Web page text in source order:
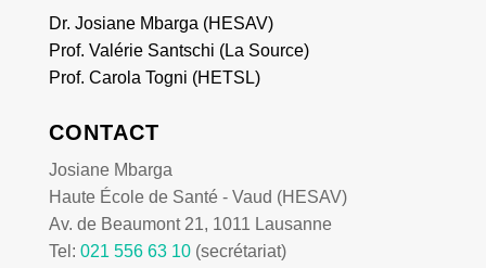
Dr. Josiane Mbarga (HESAV)
Prof. Valérie Santschi (La Source)
Prof. Carola Togni (HETSL)
CONTACT
Josiane Mbarga
Haute École de Santé - Vaud (HESAV)
Av. de Beaumont 21, 1011 Lausanne
Tel: 021 556 63 10(secrétariat)